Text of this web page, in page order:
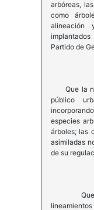
arbóreas,
como
Partido de
Que la
público
especies
árboles; las
asimiladas
de su
Que el